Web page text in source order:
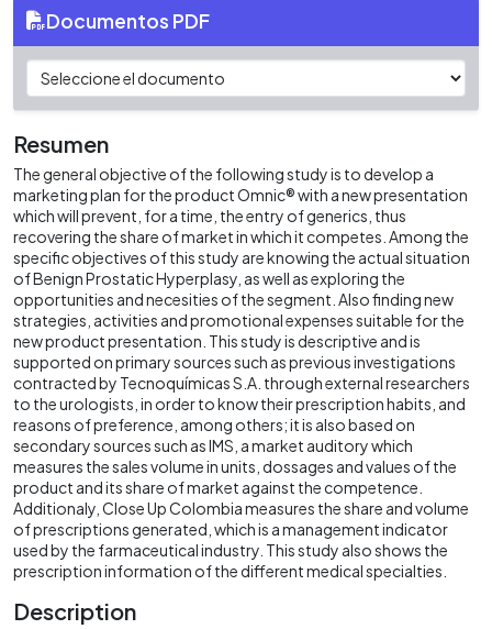
Documentos PDF
Resumen
The general objective of the following study is to develop a
marketing plan for the product Omnic® with a new presentation
which will prevent, for a time, the entry of generics, thus
recovering the share of market in which it competes. Among the
specific objectives of this study are knowing the actual situation
of Benign Prostatic Hyperplasy, as well as exploring the
opportunities and necesities of the segment. Also finding new
strategies, activities and promotional expenses suitable for the
new product presentation. This study is descriptive and is
supported on primary sources such as previous investigations
contracted by Tecnoquímicas S.A. through external researchers
to the urologists, in order to know their prescription habits, and
reasons of preference, among others; it is also based on
secondary sources such as IMS, a market auditory which
measures the sales volume in units, dossages and values of the
product and its share of market against the competence.
Additionaly, Close Up Colombia measures the share and volume
of prescriptions generated, which is a management indicator
used by the farmaceutical industry. This study also shows the
prescription information of the different medical specialties.
Description